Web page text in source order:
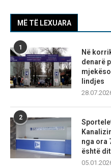
MË TË LEXUARA
1
Në
denarë
lindjes
2
nga ora
është